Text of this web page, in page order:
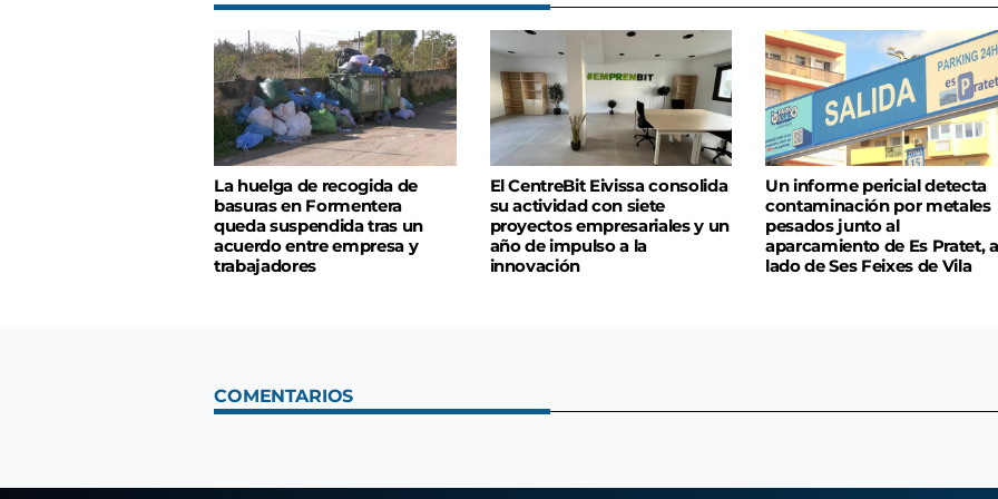
La huelga de recogida de
basuras en Formentera
queda suspendida tras un
acuerdo entre empresa y
trabajadores
El CentreBit Eivissa consolida
su actividad con siete
proyectos empresariales y un
año de impulso a la
innovación
Un informe pericial detecta
contaminación por metales
pesados junto al
aparcamiento de Es Pratet,
lado de Ses Feixes de Vila
COMENTARIOS